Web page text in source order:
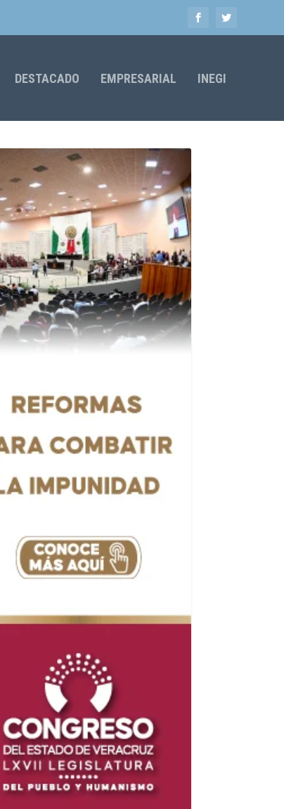
DESTACADO EMPRESARIAL INEGI